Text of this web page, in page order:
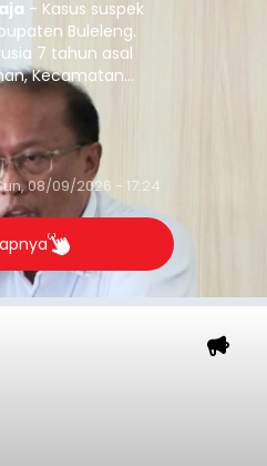
- Kasus suspek
Buleleng.
7 tahun asal
Kecamatan
gejala khas rabies
pada awal Juni
08/09/2026 - 17:24